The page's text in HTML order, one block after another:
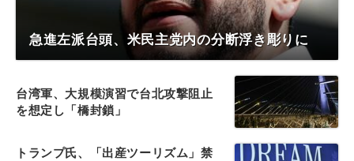
急進左派台頭、米民主党内の分断浮き彫りに
台湾軍、大規模演習で台北攻撃阻止
を想定し「橋封鎖」
トランプ氏、「出産ツーリズム」禁